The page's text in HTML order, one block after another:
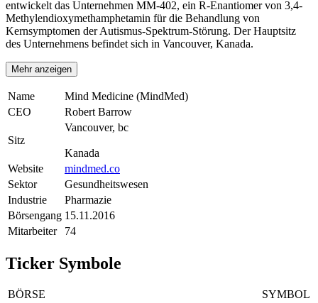
entwickelt das Unternehmen MM-402, ein R-Enantiomer von 3,4-
Methylendioxymethamphetamin für die Behandlung von
Kernsymptomen der Autismus-Spektrum-Störung. Der Hauptsitz
des Unternehmens befindet sich in Vancouver, Kanada.
Mehr anzeigen
Name
Mind Medicine (MindMed)
CEO
Robert Barrow
Sitz
Vancouver, bc
Kanada
Website
mindmed.co
Sektor
Gesundheitswesen
Industrie
Pharmazie
Börsengang 15.11.2016
Mitarbeiter
74
Ticker Symbole
BÖRSE
SYMBOL